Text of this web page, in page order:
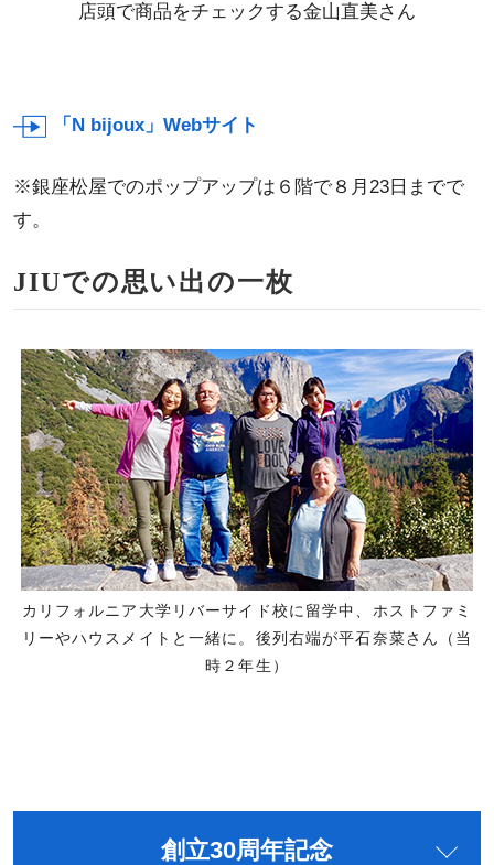
店頭で商品をチェックする金山直美さん
「N bijoux」Webサイト
※銀座松屋でのポップアップは６階で８月23日までで
す。
JIUでの思い出の一枚
カリフォルニア大学リバーサイド校に留学中、ホストファミ
リーやハウスメイトと一緒に。後列右端が平石奈菜さん（当
時２年生）
創立30周年記念